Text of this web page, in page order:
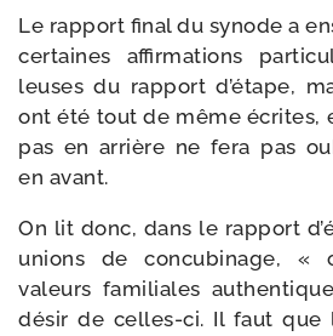
Le rap­port final du synode a
cer­taines affir­ma­tions
leuses du rap­port d’é­tape,
ont été tout de même écrites,
pas en arrière ne fera pas
en avant.
On lit donc, dans le rap­port
unions de concu­bi­nage,
valeurs fami­liales
désir de celles-​ci. Il faut que